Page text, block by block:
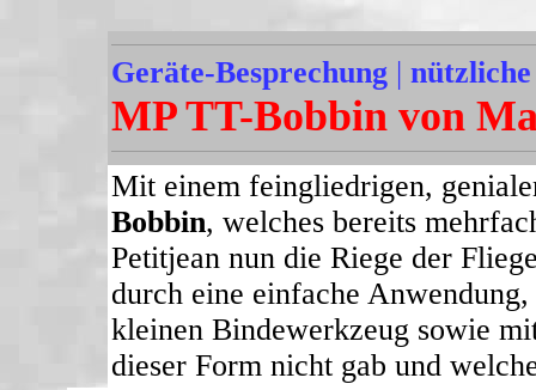
Geräte-Besprechung |
MP TT-Bobbin von
Mit einem feingliedrigen,
Bobbin, welches bereits
Petitjean nun die Riege der
durch eine einfache
kleinen Bindewerkzeug sowie
dieser Form nicht gab und